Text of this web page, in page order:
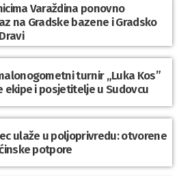
Varaždina ponovno
na Gradske bazene i Gradsko
turnir „Luka Kos”
ekipe i posjetitelje u Sudovcu
ulaže u poljoprivredu: otvorene
potpore